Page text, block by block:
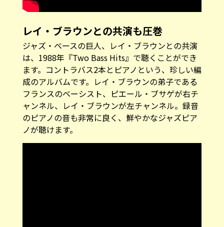
レイ・ブラウンとの共演も圧巻
ジャズ・ベースの巨人、レイ・ブラウンとの共演
は、1988年『Two Bass Hits』で聴くことができ
ます。コントラバス2本とピアノという、珍しい編
成のアルバムです。レイ・ブラウンの弟子である
フランスのベーシスト、ピエール・ブサゲが右チ
ャンネル、レイ・ブラウンが左チャンネル。録音
のピアノの音も非常に良く、鮮やかなジャズピア
ノが聴けます。